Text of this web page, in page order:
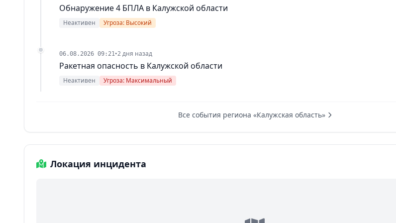
Обнаружение 4 БПЛА в Калужской области
Неактивен Угроза: Высокий
06.08.2026 09:21 •2 дня назад
Ракетная опасность в Калужской области
Неактивен Угроза: Максимальный
Все события региона «Калужская область»
Локация инцидента